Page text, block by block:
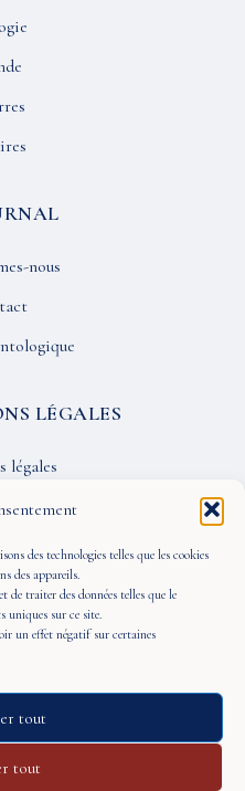
des technologies telles que les cookies
des appareils.
de traiter des données telles que le
uniques sur ce site.
un effet négatif sur certaines
tout
tout
nous
LÉGALES
légales
NOUS
Tous droits réservés